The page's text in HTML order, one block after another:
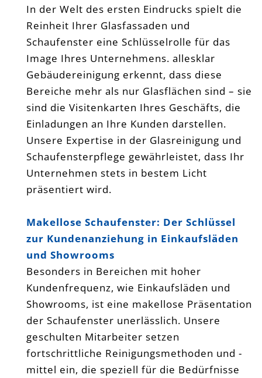
In der Welt des ersten Eindrucks spielt die
Reinheit Ihrer Glasfassaden und
Schaufenster eine Schlüsselrolle für das
Image Ihres Unternehmens. allesklar
Gebäudereinigung erkennt, dass diese
Bereiche mehr als nur Glasflächen sind – sie
sind die Visitenkarten Ihres Geschäfts, die
Einladungen an Ihre Kunden darstellen.
Unsere Expertise in der Glasreinigung und
Schaufensterpflege gewährleistet, dass Ihr
Unternehmen stets in bestem Licht
präsentiert wird.
Makellose Schaufenster: Der Schlüssel
zur Kundenanziehung in Einkaufsläden
und Showrooms
Besonders in Bereichen mit hoher
Kundenfrequenz, wie Einkaufsläden und
Showrooms, ist eine makellose Präsentation
der Schaufenster unerlässlich. Unsere
geschulten Mitarbeiter setzen
fortschrittliche Reinigungsmethoden und -
mittel ein, die speziell für die Bedürfnisse